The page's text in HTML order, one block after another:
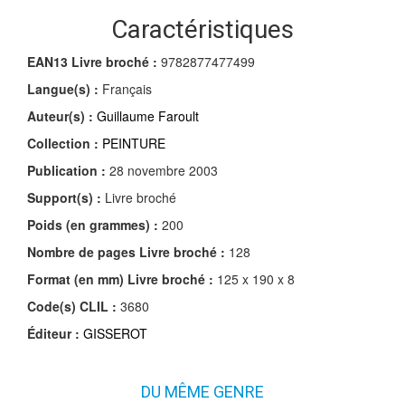
Caractéristiques
EAN13 Livre broché : 9782877477499
Langue(s) : Français
Auteur(s) : Guillaume Faroult
Collection : PEINTURE
Publication : 28 novembre 2003
Support(s) : Livre broché
Poids (en grammes) : 200
Nombre de pages Livre broché : 128
Format (en mm) Livre broché : 125 x 190 x 8
Code(s) CLIL : 3680
Éditeur : GISSEROT
DU MÊME GENRE